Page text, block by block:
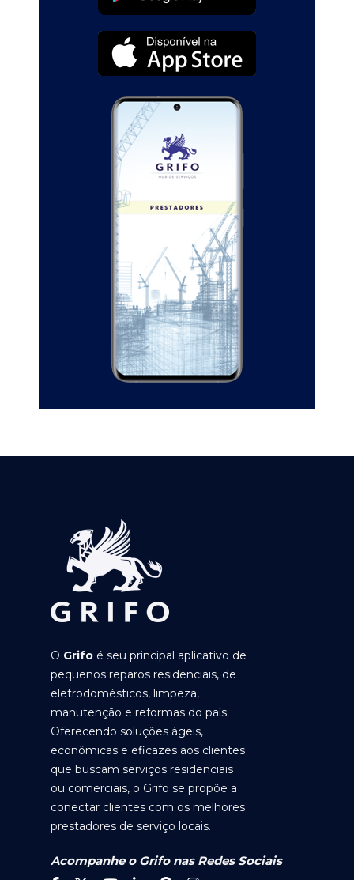
O Grifo é seu principal aplicativo de
pequenos reparos residenciais, de
eletrodomésticos, limpeza,
manutenção e reformas do país.
Oferecendo soluções ágeis,
econômicas e eficazes aos clientes
que buscam serviços residenciais
ou comerciais, o Grifo se propõe a
conectar clientes com os melhores
prestadores de serviço locais.
Acompanhe o Grifo nas Redes Sociais